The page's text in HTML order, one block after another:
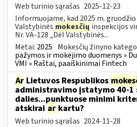
Web turinio sąrašas 2025-12-23
Informuojame, kad 2025 m.
Valstybinės mokesčių inspekcijos
Nr. VA-128 „Dėl Valstybinės...
Metai: 2025 Mokesčių žinyno
pažymos ir mokėjimo duomenys »
VMI » Raštai, paaiškinimai Fintech
Ar Lietuvos Respublikos
administravimo įstatymo 40-1
dalies...punktuose minimi
atskirai ar kartu?
Web turinio sąrašas 2024-11-28